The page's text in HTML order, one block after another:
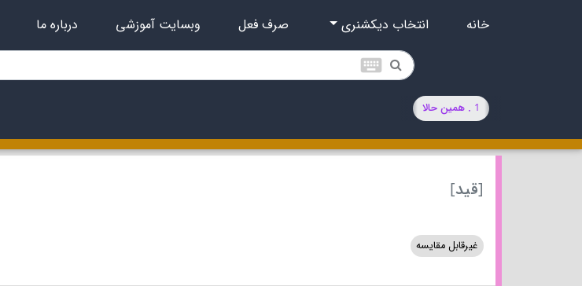
خانه انتخاب دیکشنری صرف فعل وبسایت آموزشی درباره ما
keyboard
1 . همین حالا
[قید]
غیرقابل مقایسه